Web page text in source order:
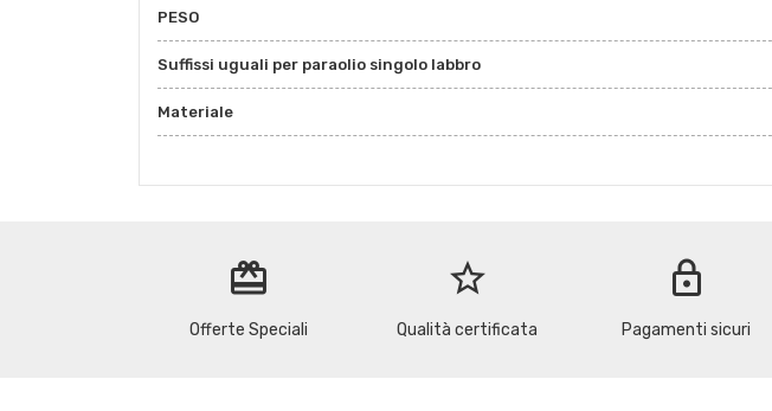
PESO
Suffissi uguali per paraolio singolo labbro
Materiale
redeem
Offerte Speciali
star_border
Qualità certificata
lock
Pagamenti sicuri